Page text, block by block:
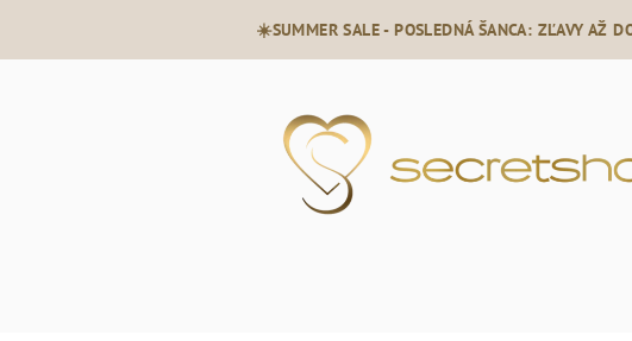
☀️SUMMER SALE - POSLEDNÁ ŠANCA: ZĽAVY AŽ